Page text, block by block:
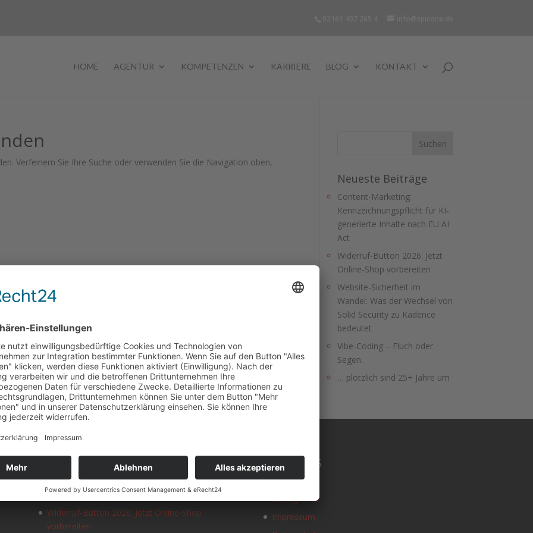
HOME AGENTUR KOMPETENZEN KARRIERE BLOG KONTAKT
Verfeinern Sie Ihre Suche oder verwenden Sie die Navigation oben,
Neueste Beiträge
Content-Marketing:
Kennzeichnungspflicht für KI-
generierte Inhalte nach EU AI
Act
Widerruf-Button 2026: Jetzt
Online-Shop vorbereiten
Website-Sicherheit im
Wandel: Was der Wechsel von
Solid Security zu Kadence
bedeutet
Vibe-Coding – Fluch oder
Segen.
… plötzlich sind 25+ Jahre um
NEUESTE BEITRÄGE
Content-Marketing: Kennzeichnungspflicht für
KI-generierte Inhalte nach EU AI Act
Widerruf-Button 2026: Jetzt Online-Shop
vorbereiten
SONSTIGES
Kontakt
Schlagworte
Impressum